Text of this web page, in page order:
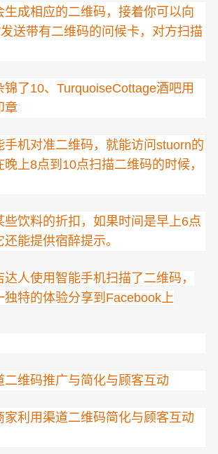
生成相应的二维码，接着你可以向
发送带有二维码的问候卡，对方扫描
锦了10、TurquoiseCottage酒吧用
章
手机对准二维码，就能访问 stuorn的
上8点到10点扫描二维码的时候，
些饮料的折扣，如果时间是早上6点
能提供宿醉提示。
人使用智能手机扫描了二维码，
独特的体验分享到Facebook上
二维码推广与简化与顾客互动
家利用渠道二维码简化与顾客互动